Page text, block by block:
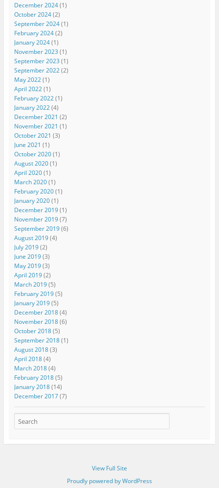
December 2024(1)
October 2024(2)
September 2024(1)
February 2024(2)
January 2024(1)
November 2023 (1)
September 2023 (1)
September 2022(2)
May 2022(1)
April 2022(1)
February 2022(1)
January 2022(4)
December 2021 (2)
November 2021 (1)
October 2021 (3)
June 2021 (1)
October 2020(1)
August 2020(1)
April 2020(1)
March 2020(1)
February 2020(1)
January 2020(1)
December 2019(1)
November 2019(7)
September 2019(6)
August 2019(4)
July 2019(2)
June 2019(3)
May 2019(3)
April 2019(2)
March 2019(5)
February 2019(5)
January 2019(5)
December 2018(4)
November 2018(6)
October 2018(5)
September 2018(1)
August 2018(3)
April 2018(4)
March 2018(4)
February 2018(5)
January 2018(14)
December 2017(7)
View Full Site
Proudly powered by WordPress